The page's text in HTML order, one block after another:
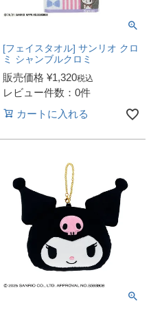
[フェイスタオル] サンリオ クロ
ミ シャンブルクロミ
販売価格 ¥1,320税込
レビュー件数：0件
カートに入れる